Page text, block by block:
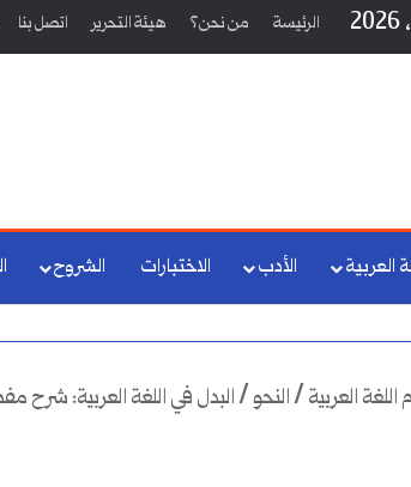
الرئيسة من نحن؟ هيئة التحرير اتصل بنا
العربية الأدب الاختبارات الشروح
اللغة العربية /النحو /البدل في اللغة العربية: شرح